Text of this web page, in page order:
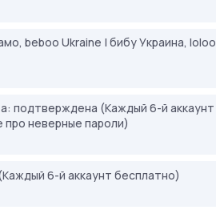
beboo Ukraine | бибу Украина, loloo
подтверждена (Каждый 6-й аккаунт
неверные пароли)
6-й аккаунт бесплатно)